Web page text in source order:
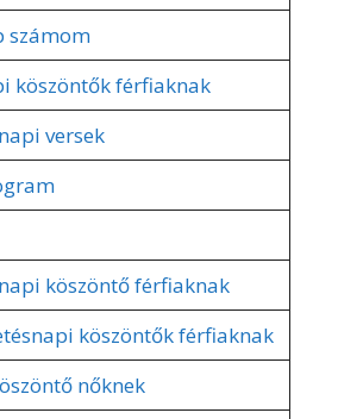
számom
köszöntők férfiaknak
versek
köszöntő férfiaknak
köszöntők férfiaknak
nőknek